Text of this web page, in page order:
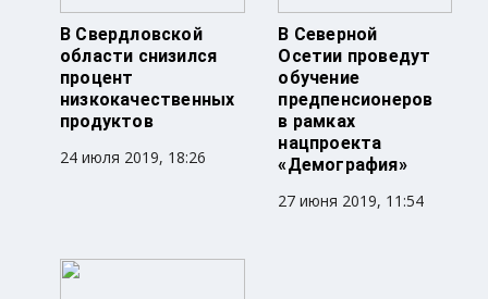
В Свердловской
области снизился
процент
низкокачественных
продуктов
24 июля 2019, 18:26
В Северной
Осетии проведут
обучение
предпенсионеров
в рамках
нацпроекта
«Демография»
27 июня 2019, 11:54